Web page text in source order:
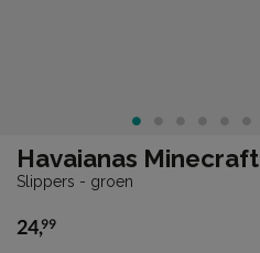
Havaianas Minecraft
Slippers - groen
€ 24,99
24,99